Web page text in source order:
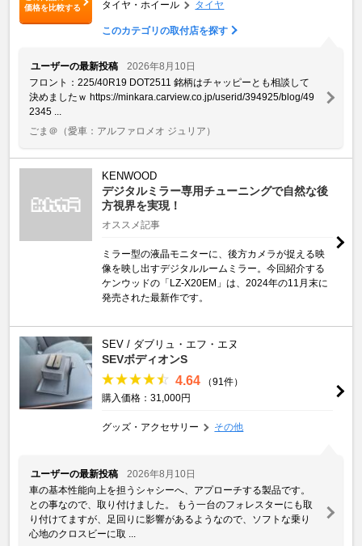
価格を比較する
タイヤ・ホイール タイヤ
このカテゴリの取付店を探す
ユーザーの最新投稿
2026年8月10日
フロント：225/40R19 DOT2511 銘柄はチャッピーとも相談して
決めましたｗ https://minkara.carview.co.jp/userid/394925/blog/49
2345 ...
ごま＠ （愛車：アルファロメオ ジュリア）
KENWOOD
デジタルミラー専用チューニングで自然な後
方視界を実現！
オススメ記事
ミラー型の液晶モニターに、後方カメラが捉える映
像を映し出すデジタルルームミラー。今回紹介する
ケンウッドの「LZ-X20EM」は、2024年の11月末に
発売された最新作です。
SEV / ダブリュ・エフ・エヌ
SEVボディオンS
4.64
（91件）
購入価格：31,000円
グッズ・アクセサリー その他
ユーザーの最新投稿
2026年8月10日
車の基本性能向上を担うシャシーへ、アプローチする製品です。
との事なので、取り付けました。 もう一台のフォレスターにも取
り付けてますが、足回りに影響があるようなので、ソフトな乗り
心地のクロスビーに取 ...